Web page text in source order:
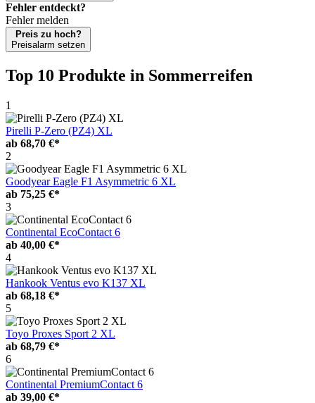
Fehler entdeckt?
Fehler melden
Preis zu hoch?
Preisalarm setzen
Top 10 Produkte in Sommerreifen
1
Pirelli P-Zero (PZ4) XL
ab 68,70 €*
2
Goodyear Eagle F1 Asymmetric 6 XL
ab 75,25 €*
3
Continental EcoContact 6
ab 40,00 €*
4
Hankook Ventus evo K137 XL
ab 68,18 €*
5
Toyo Proxes Sport 2 XL
ab 68,79 €*
6
Continental PremiumContact 6
ab 39,00 €*